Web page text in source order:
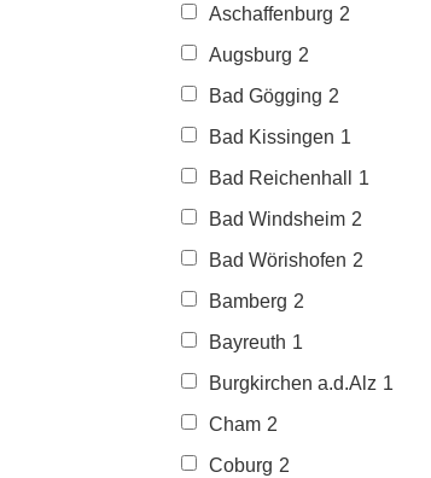
Aschaffenburg 2
Augsburg 2
Bad Gögging 2
Bad Kissingen 1
Bad Reichenhall
1
Bad Windsheim 2
Bad Wörishofen 2
Bamberg 2
Bayreuth 1
Burgkirchen a.d.Alz 1
Cham 2
Coburg 2